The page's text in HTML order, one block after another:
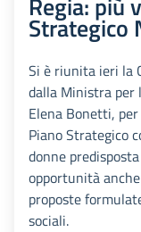
Strategico
Si è riunita ieri la
dalla Ministra per
Elena Bonetti,
Piano Strategico
donne
opportunità
proposte
sociali.